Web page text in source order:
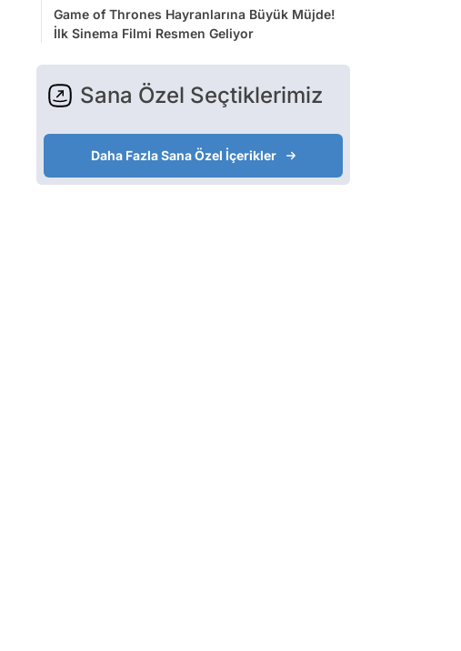
Game of Thrones Hayranlarına Büyük Müjde!
İlk Sinema Filmi Resmen Geliyor
Sana Özel Seçtiklerimiz
Daha Fazla Sana Özel İçerikler